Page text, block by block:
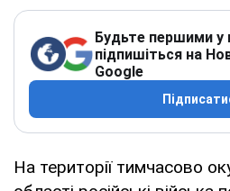
Будьте першими у
підпишіться на
Google
На території тимчасово